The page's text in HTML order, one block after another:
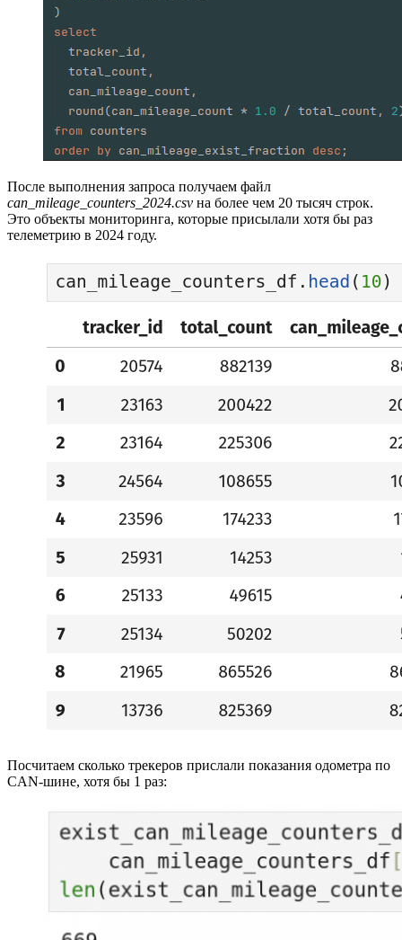
После выполнения запроса получаем файл
can_mileage_counters_2024.csv на более чем 20 тысяч строк.
Это объекты мониторинга, которые присылали хотя бы раз
телеметрию в 2024 году.
Посчитаем сколько трекеров прислали показания одометра по
CAN-шине, хотя бы 1 раз: